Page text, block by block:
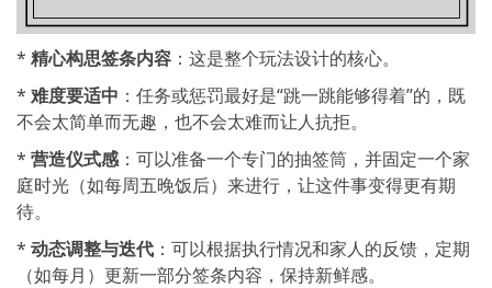
* 精心构思签条内容 ：这是整个玩法设计的核心。
* 难度要适中 ：任务或惩罚最好是“跳一跳能够得着”的，既
不会太简单而无趣，也不会太难而让人抗拒。
* 营造仪式感：可以准备一个专门的抽签筒，并固定一个家
庭时光（如每周五晚饭后）来进行，让这件事变得更有期
待。
* 动态调整与迭代 ：可以根据执行情况和家人的反馈，定期
（如每月）更新一部分签条内容，保持新鲜感。